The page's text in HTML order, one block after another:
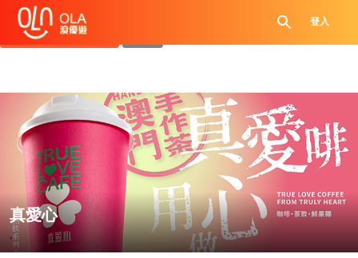
登入
領取每日優惠券
查看`我的優惠記錄`
真愛心
.